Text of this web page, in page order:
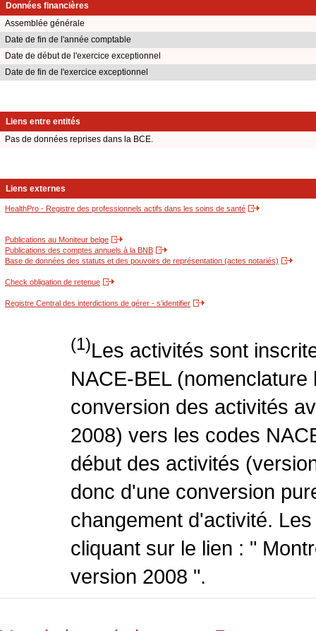
Données financières
Assemblée générale
Date de fin de l'année comptable
Date de début de l'exercice exceptionnel
Date de fin de l'exercice exceptionnel
Liens entre entités
Pas de données reprises dans la BCE.
Liens externes
HealthPro - Registre des professionnels actifs dans les soins de santé
Publications au Moniteur belge
Publications des comptes annuels à la BNB
Base de données des statuts et des pouvoirs de représentation (actes notariés)
Check obligation de retenue
Registre Central des interdictions de gérer - s'identifier
(1)Les activités sont
NACE-BEL
conversion des activités
2008) vers les codes
début des activités
donc d'une conversion
changement d'activité.
cliquant sur le lien : "
version 2008 ".